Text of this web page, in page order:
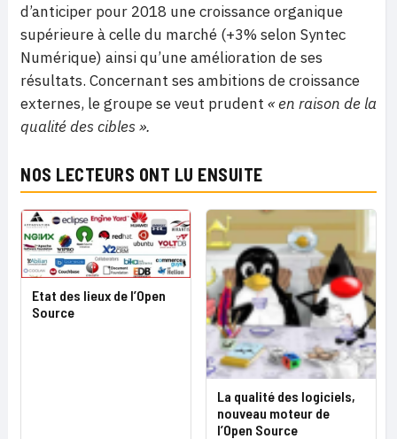
d’anticiper pour 2018 une croissance organique
supérieure à celle du marché (+3% selon Syntec
Numérique) ainsi qu’une amélioration de ses
résultats. Concernant ses ambitions de croissance
externes, le groupe se veut prudent « en raison de la
qualité des cibles ».
NOS LECTEURS ONT LU ENSUITE
Etat des lieux de l’Open
Source
La qualité des logiciels,
nouveau moteur de
l’Open Source